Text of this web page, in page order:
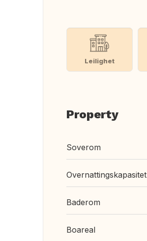
Leilighet
Property
Soverom
Overnattingskapasitet
Baderom
Boareal